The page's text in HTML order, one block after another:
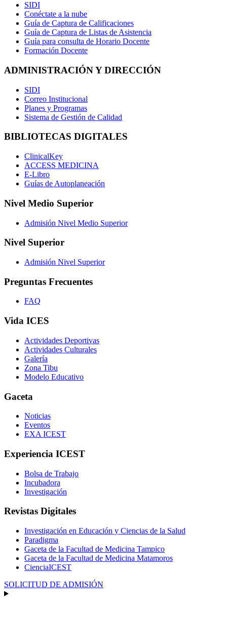
SIDI
Conéctate a la nube
Guía de Captura de Calificaciones
Guía de Captura de Listas de Asistencia
Guía para consulta de Horario Docente
Formación Docente
ADMINISTRACIÓN Y DIRECCIÓN
SIDI
Correo Institucional
Planes y Programas
Sistema de Gestión de Calidad
BIBLIOTECAS DIGITALES
ClinicalKey
ACCESS MEDICINA
E-Libro
Guías de Autoplaneación
Nivel Medio Superior
Admisión Nivel Medio Superior
Nivel Superior
Admisión Nivel Superior
Preguntas Frecuentes
FAQ
Vida ICES
Actividades Deportivas
Actividades Culturales
Galería
Zona Tibu
Modelo Educativo
Gaceta
Noticias
Eventos
EXA ICEST
Experiencia ICEST
Bolsa de Trabajo
Incubadora
Investigación
Revistas Digitales
Investigación en Educación y Ciencias de la Salud
Paradigma
Gaceta de la Facultad de Medicina Tampico
Gaceta de la Facultad de Medicina Matamoros
CienciaICEST
SOLICITUD DE ADMISIÓN